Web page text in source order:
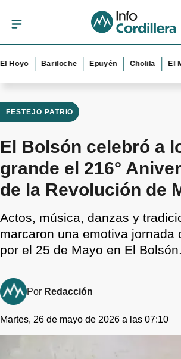
Bariloche Epuyén Cholila El
FESTEJO PATRIO
El Bolsón celebró a
grande el 216°
de la Revolución de
Actos, música, danzas y
marcaron una emotiva jornada
por el 25 de Mayo en El Bolsón.
Por Redacción
Martes, 26 de mayo de 2026 a las 07:10